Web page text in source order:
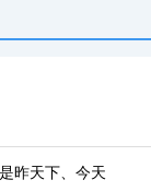
昨天下、今天